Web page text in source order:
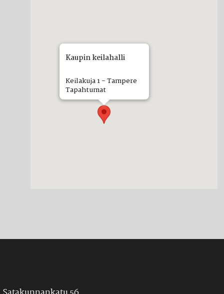
Kaupin keilahalli
Keilakuja 1 - Tampere
Tapahtumat